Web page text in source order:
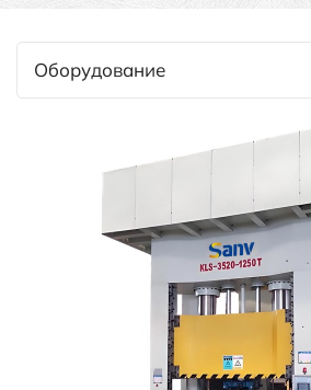
Оборудование